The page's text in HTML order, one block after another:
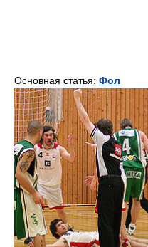
Основная статья: Фол